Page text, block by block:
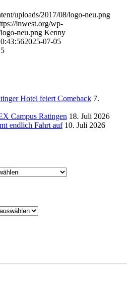
uploads/2017/08/logo-neu.png
inwest.org/wp-
neu.png Kenny
2025-07-05
Hotel feiert Comeback 7.
Campus Ratingen 18. Juli 2026
endlich Fahrt auf 10. Juli 2026